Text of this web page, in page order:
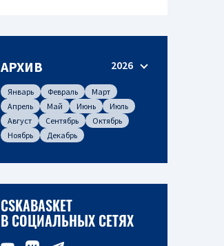
АРХИВ 2026
Январь Февраль
Март
Апрель
Май Июнь
Июль
Август
Сентябрь
Октябрь
Ноябрь
Декабрь
CSKABASKET
В СОЦИАЛЬНЫХ СЕТЯХ